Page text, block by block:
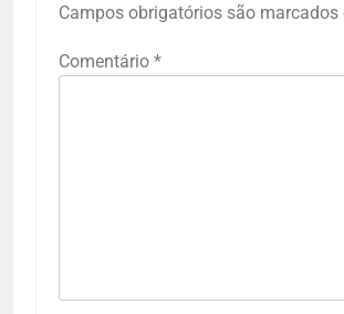
Campos obrigatórios são marcados
Comentário *